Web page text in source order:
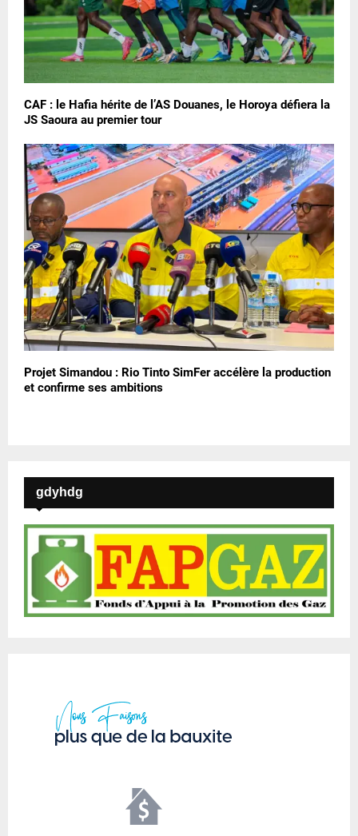
CAF : le Hafia hérite de l’AS Douanes, le Horoya défiera la
JS Saoura au premier tour
Projet Simandou : Rio Tinto SimFer accélère la production
et confirme ses ambitions
gdyhdg